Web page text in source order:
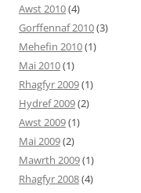
Awst 2010(4)
Gorffennaf 2010(3)
Mehefin 2010(1)
Mai 2010(1)
Rhagfyr 2009(1)
Hydref 2009(2)
Awst 2009(1)
Mai 2009(2)
Mawrth 2009(1)
Rhagfyr 2008(4)